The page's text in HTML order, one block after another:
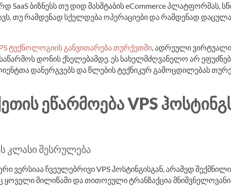
SaaS ბიზნესს თუ დიდ მასშტაბის eCommerce პლატფორმას,
თუ რამდენად სქელდება ოპერაციები და რამდენად
ტექნოლოგიის განვითარება თურქეთში, ადრეული
დონის ქსელებამდე. ეს სახელმძღვანელო არ
დანერგვებს და წლების ტექნიკურ გამოცდილებას
ᲔᲬᲐᲠᲛᲝᲔᲑᲐ VPS
კლასი შესრულება
ჩვეულებრივი VPS ჰოსტინგისგან, არამედ
ყოველი მილიწამი და თითოეული ტრანზაქცია